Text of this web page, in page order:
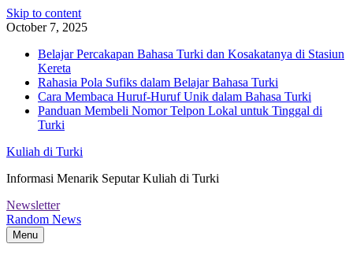
Skip to content
October 7, 2025
Belajar Percakapan Bahasa Turki dan Kosakatanya di Stasiun
Kereta
Rahasia Pola Sufiks dalam Belajar Bahasa Turki
Cara Membaca Huruf-Huruf Unik dalam Bahasa Turki
Panduan Membeli Nomor Telpon Lokal untuk Tinggal di
Turki
Kuliah di Turki
Informasi Menarik Seputar Kuliah di Turki
Newsletter
Random News
Menu